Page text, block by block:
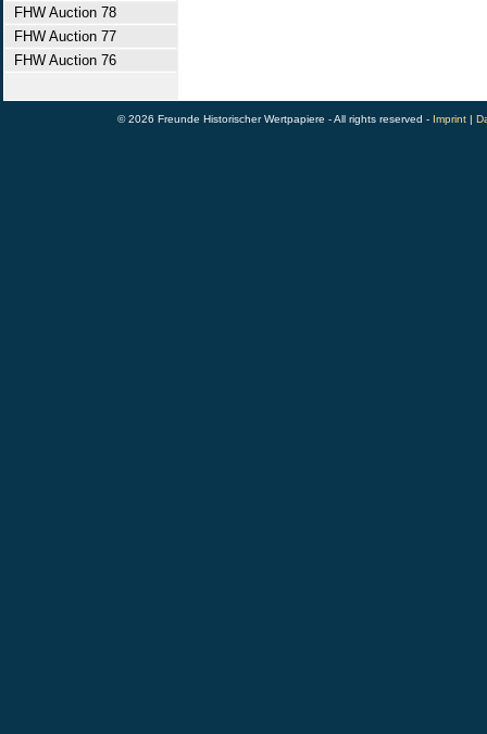
FHW Auction 78
FHW Auction 77
FHW Auction 76
© 2026 Freunde Historischer Wertpapiere - All rights reserved - Imprint |